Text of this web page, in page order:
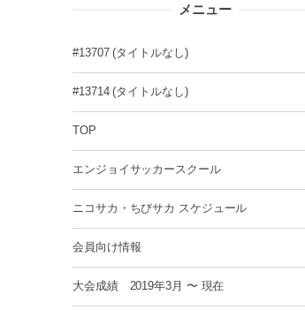
メニュー
#13707 (タイトルなし)
#13714 (タイトルなし)
TOP
エンジョイサッカースクール
ニコサカ・ちびサカ スケジュール
会員向け情報
大会成績 2019年3月 〜 現在